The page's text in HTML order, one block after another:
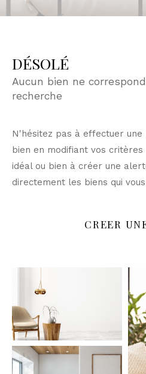
DÉSOLÉ
Aucun bien ne
recherche
N'hésitez pas à effectuer
bien en modifiant vos
idéal ou bien à créer une
directement les biens qui
CREER